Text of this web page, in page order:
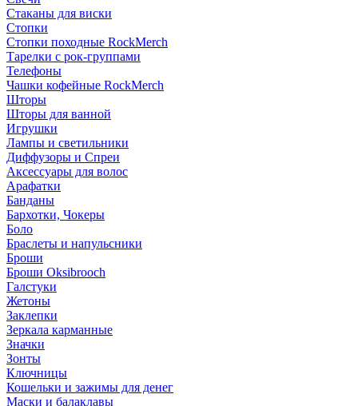
Стаканы для виски
Стопки
Стопки походные RockMerch
Тарелки с рок-группами
Телефоны
Чашки кофейные RockMerch
Шторы
Шторы для ванной
Игрушки
Лампы и светильники
Диффузоры и Спреи
Аксессуары для волос
Арафатки
Банданы
Бархотки, Чокеры
Боло
Браслеты и напульсники
Броши
Броши Oksibrooch
Галстуки
Жетоны
Заклепки
Зеркала карманные
Значки
Зонты
Ключницы
Кошельки и зажимы для денег
Маски и балаклавы